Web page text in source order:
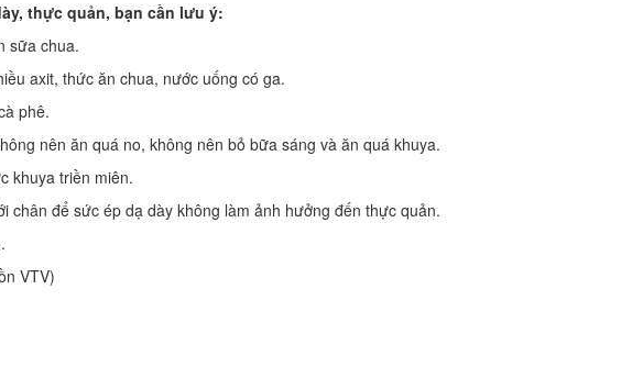
thực quản, bạn cần lưu ý:
sữa chua.
axit, thức ăn chua, nước uống có ga.
phê.
nên ăn quá no, không nên bỏ bữa sáng và ăn quá khuya.
khuya triền miên.
chân để sức ép dạ dày không làm ảnh hưởng đến thực quản.
VTV)